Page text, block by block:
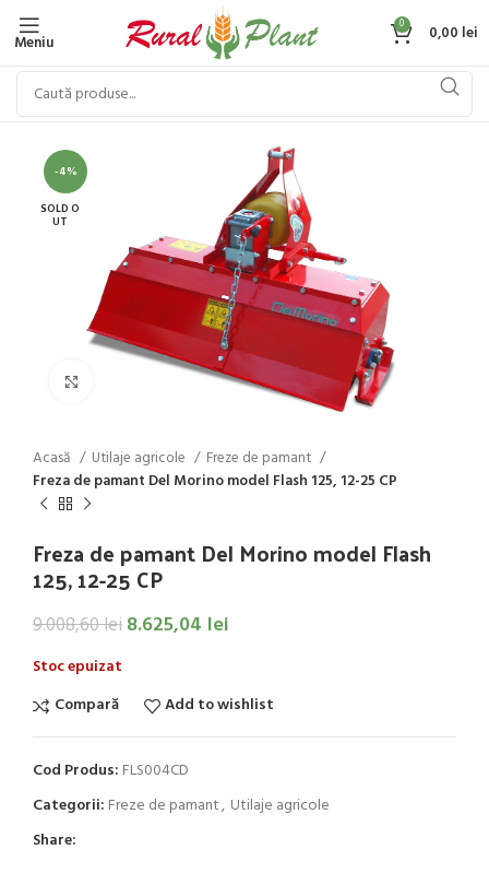
Meniu
0 0,00 lei
-4%
SOLD O
UT
Acasă Utilaje agricole
Freze de pamant
Freza de pamant Del Morino model Flash 125, 12-25 CP
Freza de pamant Del Morino model Flash
125, 12-25 CP
9.008,60lei8.625,04 lei
Stoc epuizat
Compară
Add to wishlist
Cod Produs: FLS004CD
Categorii: Freze de pamant, Utilaje agricole
Share: